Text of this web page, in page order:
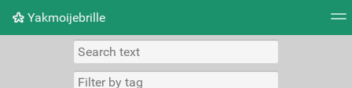
Yakmoijebrille
Picture wall